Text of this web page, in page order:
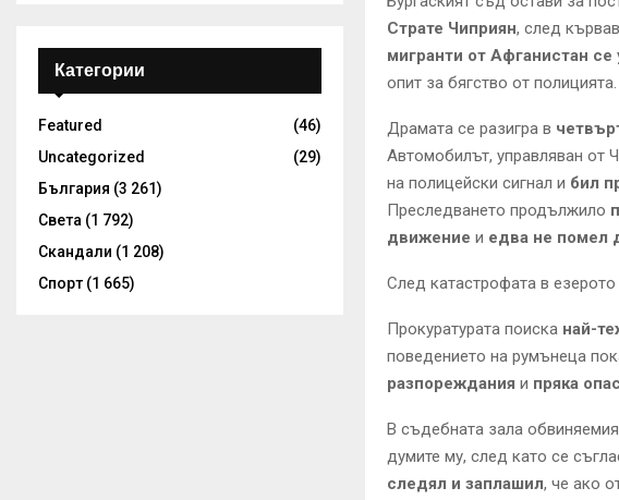
Страте Чиприян, след
мигранти от Афганистан се
опит за бягство от полицията.
Драмата се разигра в
Автомобилът, управляван от
на полицейски сигнал и бил
Преследването продължило
движение и едва не помел
След катастрофата в
Прокуратурата поиска най-
поведението на румънеца
разпореждания и пряка
В съдебната зала
думите му, след като се
следял и заплашил, че ако
Категории
Featured
(46)
Uncategorized
(29)
България (3 261)
Света (1 792)
Скандали (1 208)
Спорт (1 665)